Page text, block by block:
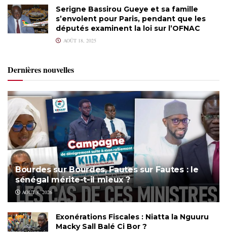
Serigne Bassirou Gueye et sa famille
s’envolent pour Paris, pendant que les
députés examinent la loi sur l’OFNAC
AOÛT 18, 2025
Dernières nouvelles
Bourdes sur Bourdes, Fautes sur Fautes : le
sénégal mérite-t-il mieux ?
AOÛT 8, 2026
Exonérations Fiscales : Niatta la Nguuru
Macky Sall Balé Ci Bor ?